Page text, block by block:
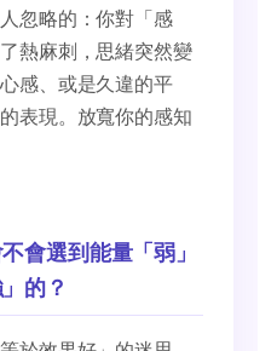
忽略的：你對「感
熱麻刺，思緒突然變
感、或是久違的平
表現。放寬你的感知
會選到能量「弱」
的？